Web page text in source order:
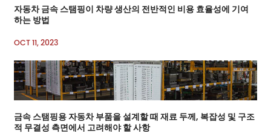
자동차 금속 스탬핑이 차량 생산의 전반적인 비용 효율성에 기여
하는 방법
OCT 11, 2023
금속 스탬핑용 자동차 부품을 설계할 때 재료 두께, 복잡성 및 구조
적 무결성 측면에서 고려해야 할 사항